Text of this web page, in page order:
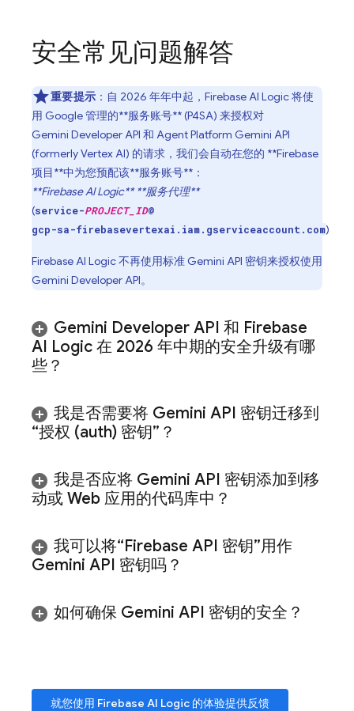
安全常见问题解答
重要提示 ：自 2026 年年中起， Firebase AI Logic将使
用 Google 管理的**服务账号** (P4SA) 来授权对
Gemini Developer API 和 Agent Platform Gemini API
(formerly Vertex AI) 的请求，我们会自动在您的 **Firebase
项目**中为您预配该**服务账号**：
**Firebase AI Logic** **服务代理**
(service-PROJECT_ID@
gcp-sa-firebasevertexai.iam.gserviceaccount.com)
Firebase AI Logic不再使用标准 Gemini API 密钥来授权使用
Gemini Developer API。
Gemini Developer API 和 Firebase
AI Logic 在 2026 年中期的安全升级有哪
些？
我是否需要将 Gemini API 密钥迁移到
“授权 (auth) 密钥”？
我是否应将 Gemini API 密钥添加到移
动或 Web 应用的代码库中？
我可以将“Firebase API 密钥”用作
Gemini API 密钥吗？
如何确保 Gemini API 密钥的安全？
就您使用 Firebase AI Logic 的体验提供反馈